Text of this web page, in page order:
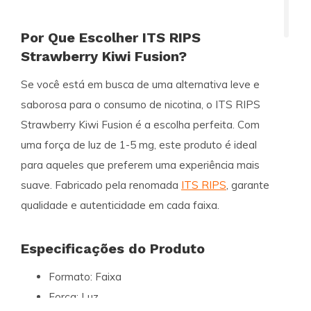
Por Que Escolher ITS RIPS
Strawberry Kiwi Fusion?
Se você está em busca de uma alternativa leve e
saborosa para o consumo de nicotina, o ITS RIPS
Strawberry Kiwi Fusion é a escolha perfeita. Com
uma força de luz de 1-5 mg, este produto é ideal
para aqueles que preferem uma experiência mais
suave. Fabricado pela renomada ITS RIPS, garante
qualidade e autenticidade em cada faixa.
Especificações do Produto
Formato: Faixa
Força: Luz